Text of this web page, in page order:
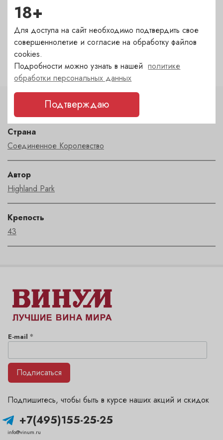
Гранатный — в наличии
Пречистенка — под заказ(1-2 дня)
Садовническая — под заказ
Сухаревка — под заказ
Характеристики
Страна
Соединенное Королевство
Автор
Highland Park
Крепость
43
+7(495)155-25-25
info@vinum.ru
Подпишитесь, чтобы быть в курсе наших акций и скидок
E-mail *
Подписаться
18+
Для доступа на сайт необходимо подтвердить свое
совершеннолетие и согласие на обработку файлов
cookies.
Подробности можно узнать в нашейполитике
обработки персональных данных
Подтверждаю